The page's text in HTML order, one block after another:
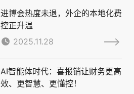
进博会热度未退，外企的本地化费
控正升温
2025.11.28
AI智能体时代：喜报销让财务更高
效、更智慧、更懂控！